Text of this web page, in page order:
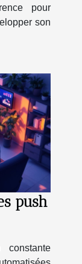
pour
son
push